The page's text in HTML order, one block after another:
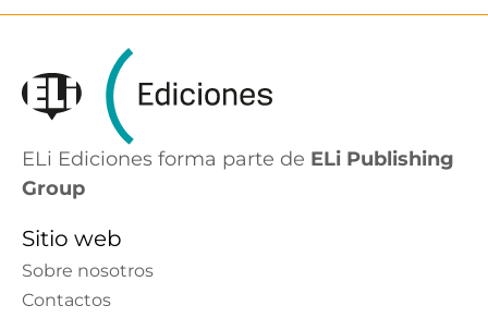
ELi Ediciones forma parte de ELi Publishing
Group
Sitio web
Sobre nosotros
Contactos